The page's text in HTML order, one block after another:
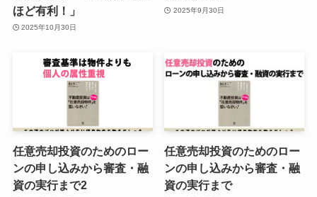
ほど有利！」
2025年10月30日
2025年9月30日
任意売却投資のためのロー
ンの申し込みから審査・融
資の実行まで2
任意売却投資のためのロー
ンの申し込みから審査・融
資の実行まで